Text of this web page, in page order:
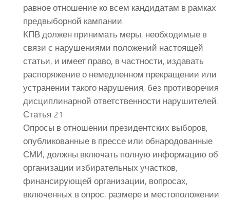
равное отношение ко всем кандидатам в рамках
предвыборной кампании.
КПВ должен принимать меры, необходимые в
связи с нарушениями положений настоящей
статьи, и имеет право, в частности, издавать
распоряжение о немедленном прекращении или
устранении такого нарушения, без противоречия
дисциплинарной ответственности нарушителей.
Статья 21
Опросы в отношении президентских выборов,
опубликованные в прессе или обнародованные
СМИ, должны включать полную информацию об
организации избирательных участков,
финансирующей организации, вопросах,
включенных в опрос, размере и местоположении